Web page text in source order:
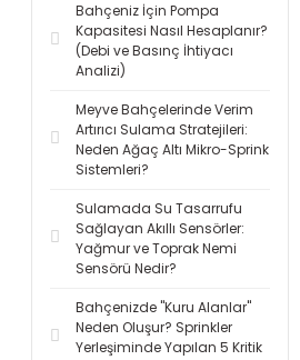
Bahçeniz İçin Pompa
Kapasitesi Nasıl Hesaplanır?
(Debi ve Basınç İhtiyacı
Analizi)
Meyve Bahçelerinde Verim
Artırıcı Sulama Stratejileri:
Neden Ağaç Altı Mikro-Sprink
Sistemleri?
Sulamada Su Tasarrufu
Sağlayan Akıllı Sensörler:
Yağmur ve Toprak Nemi
Sensörü Nedir?
Bahçenizde "Kuru Alanlar"
Neden Oluşur? Sprinkler
Yerleşiminde Yapılan 5 Kritik